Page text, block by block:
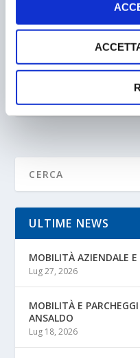
FIRENZE. FIRMATA
ULTIME NEWS
MOBILITÀ AZIENDALE E
Lug 27, 2026
MOBILITÀ E
ANSALDO
Lug 18, 2026